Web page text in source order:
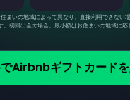
Airbnbギフトカード
まいの地域によって異なり、直接利用できない
。初回出金の場合、最小額はお住まいの地域に応